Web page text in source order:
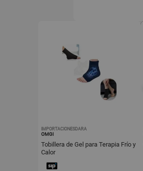
IMPORTACIONESDARA
OMGI
Tobillera de Gel para Terapia Frío y
Calor